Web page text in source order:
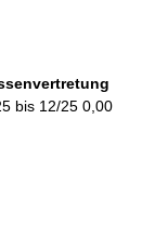
bis 12/25 0,00